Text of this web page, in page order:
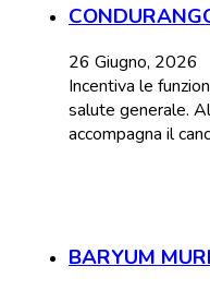
26 Giugno, 2026
Incentiva le
salute generale.
accompagna il
BARYUM